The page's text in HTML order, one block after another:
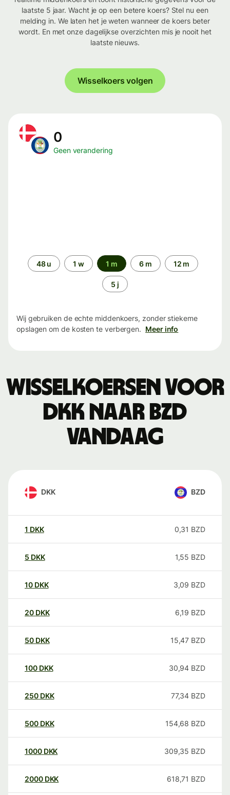
laatste 5 jaar. Wacht je op een betere koers? Stel nu een
melding in. We laten het je weten wanneer de koers beter
wordt. En met onze dagelijkse overzichten mis je nooit het
laatste nieuws.
Wisselkoers volgen
0
Geen verandering
Periode48 u 1 w 1 m 6 m 12 m
5 j
Wij gebruiken de echte middenkoers, zonder stiekeme
opslagen om de kosten te verbergen. Meer info
Wisselkoersen voor
DKK naar BZD
vandaag
DKK BZD
1 DKK 0,31 BZD
5 DKK 1,55 BZD
10 DKK 3,09 BZD
20 DKK 6,19 BZD
50 DKK 15,47 BZD
100 DKK 30,94 BZD
250 DKK 77,34 BZD
500 DKK 154,68 BZD
1000 DKK 309,35 BZD
2000 DKK 618,71 BZD